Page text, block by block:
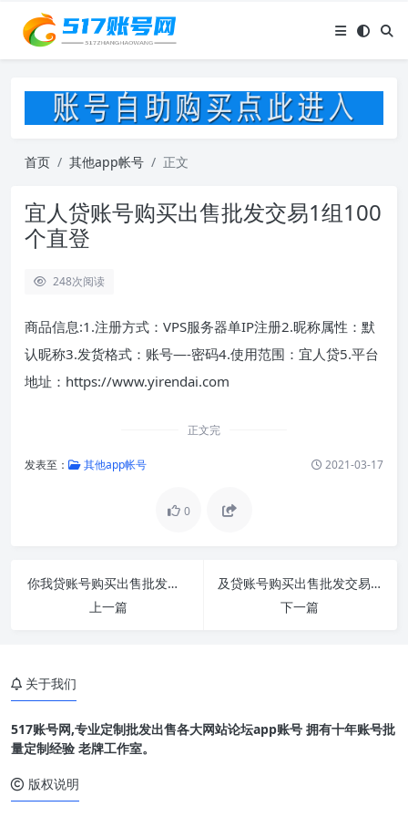
首页 其他app帐号 正文
宜人贷账号购买出售批发交易1组100
个直登
248次阅读
商品信息:1.注册方式：VPS服务器单IP注册2.昵称属性：默
认昵称3.发货格式：账号—-密码4.使用范围：宜人贷5.平台
地址：https://www.yirendai.com
正文完
发表至： 其他app帐号 2021-03-17
0
你我贷账号购买出售批发交易1组100个直登
上一篇
及贷账号购买出售批发交易1组100个直登
下一篇
关于我们
517账号网,专业定制批发出售各大网站论坛app账号 拥有十年账号批
量定制经验 老牌工作室。
版权说明